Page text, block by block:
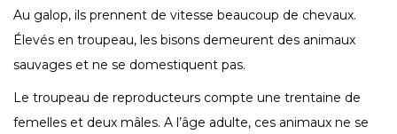
Au galop, ils prennent de vitesse beaucoup de chevaux.
Élevés en troupeau, les bisons demeurent des animaux
sauvages et ne se domestiquent pas.
Le troupeau de reproducteurs compte une trentaine de
femelles et deux mâles. A l’âge adulte, ces animaux ne se